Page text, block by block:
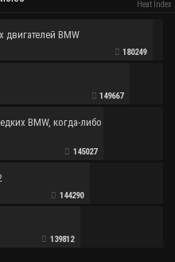
Heat Index
BMW
180249
149667
BMW, когда-либо
145027
144290
139812